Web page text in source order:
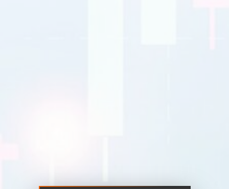
Inizia ora e accedi ai mercati globali sempre e ovunque!